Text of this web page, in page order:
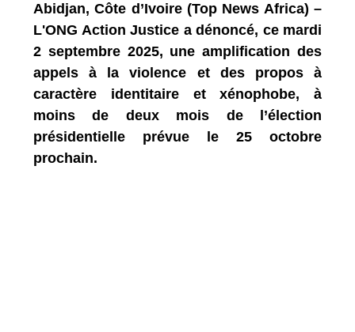
Abidjan, Côte d’Ivoire (Top News Africa) –
L'ONG Action Justice a dénoncé, ce mardi
2 septembre 2025, une amplification des
appels à la violence et des propos à
caractère identitaire et xénophobe, à
moins de deux mois de l’élection
présidentielle prévue le 25 octobre
prochain.